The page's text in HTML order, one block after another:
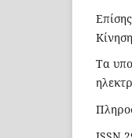
Τα